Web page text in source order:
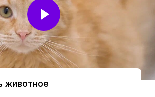
животное